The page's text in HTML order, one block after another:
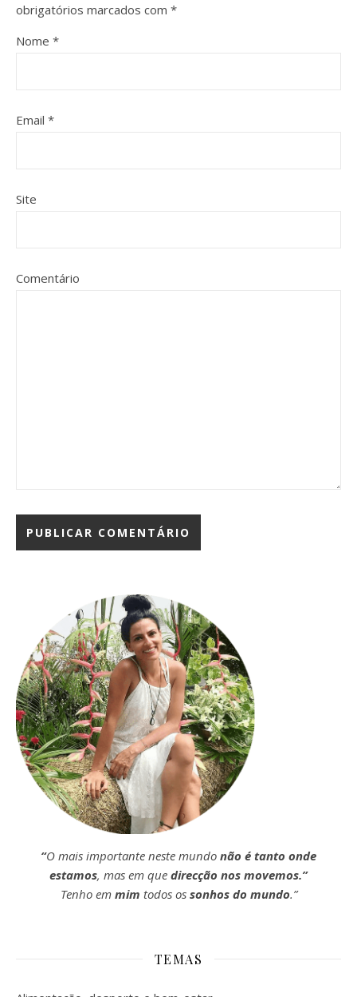
obrigatórios marcados com *
Nome *
Email *
Site
Comentário
“O mais importante neste mundo não é tanto onde
estamos, mas em que direcção nos movemos.”
Tenho em mim todos ossonhos do mundo.”
TEMAS